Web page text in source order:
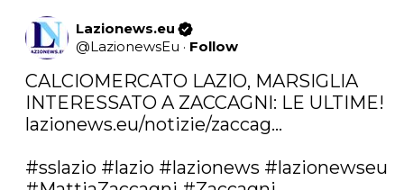
Lazionews.eu
@LazionewsEu · Follow
CALCIOMERCATO LAZIO, MARSIGLIA
lazionews.eu/notizie/zaccag…
#sslazio #lazio #lazionews #lazionewseu